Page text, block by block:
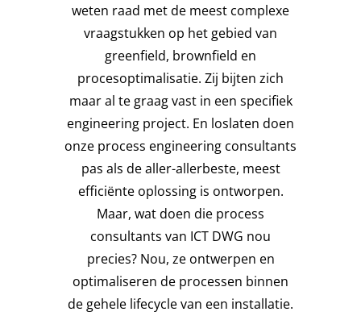
weten raad met de meest complexe
vraagstukken op het gebied van
greenfield, brownfield en
procesoptimalisatie. Zij bijten zich
maar al te graag vast in een specifiek
engineering project. En loslaten doen
onze process engineering consultants
pas als de aller-allerbeste, meest
efficiënte oplossing is ontworpen.
Maar, wat doen die process
consultants van ICT DWG nou
precies? Nou, ze ontwerpen en
optimaliseren de processen binnen
de gehele lifecycle van een installatie.